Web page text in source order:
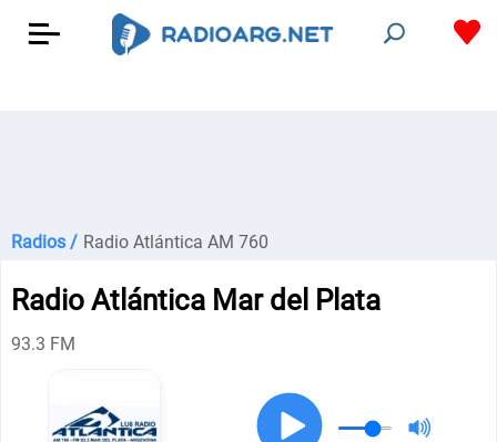
Radios / Radio Atlántica AM 760
Radio Atlántica Mar del Plata
93.3 FM